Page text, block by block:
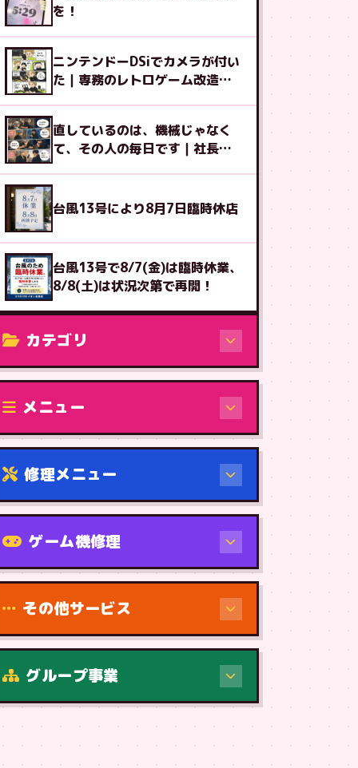
を！
ニンテンドーDSiでカメラが付い
た｜専務のレトロゲーム改造図
直しているのは、機械じゃなく
て、その人の毎日です｜社長ブ
台風13号により8月7日臨時休店
台風13号で8/7(金)は臨時休業、
8/8(土)は状況次第で再開！
カテゴリ
修理（機種から）
メニュー
修理メニュー
機種から
ゲーム機修理
その他サービス
グループ事業